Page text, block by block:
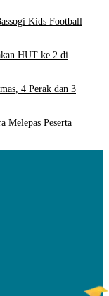
Kids Football
HUT ke 2 di
4 Perak dan 3
Melepas Peserta